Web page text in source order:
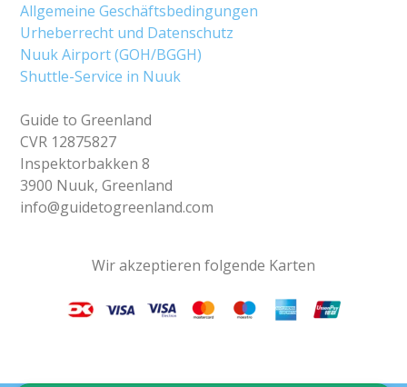
Allgemeine Geschäftsbedingungen
Urheberrecht und Datenschutz
Nuuk Airport (GOH/BGGH)
Shuttle-Service in Nuuk
Guide to Greenland
CVR 12875827
Inspektorbakken 8
3900 Nuuk, Greenland
info@guidetogreenland.com
Wir akzeptieren folgende Karten